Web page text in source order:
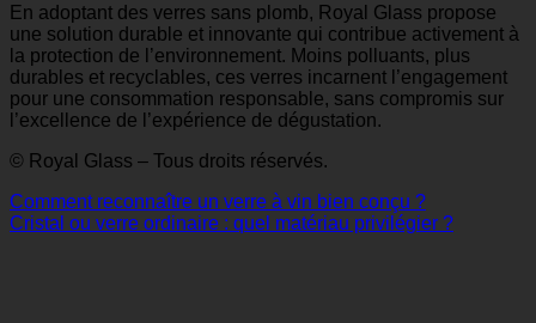
En adoptant des verres sans plomb, Royal Glass propose
une solution durable et innovante qui contribue activement à
la protection de l’environnement. Moins polluants, plus
durables et recyclables, ces verres incarnent l’engagement
pour une consommation responsable, sans compromis sur
l’excellence de l’expérience de dégustation.
© Royal Glass – Tous droits réservés.
Comment reconnaître un verre à vin bien conçu ?
Cristal ou verre ordinaire : quel matériau privilégier ?